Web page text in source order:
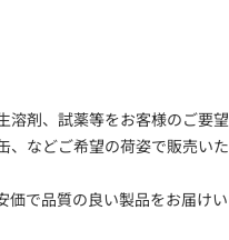
溶剤、試薬等をお客様のご要望
、などご希望の荷姿で販売いた
価で品質の良い製品をお届けい